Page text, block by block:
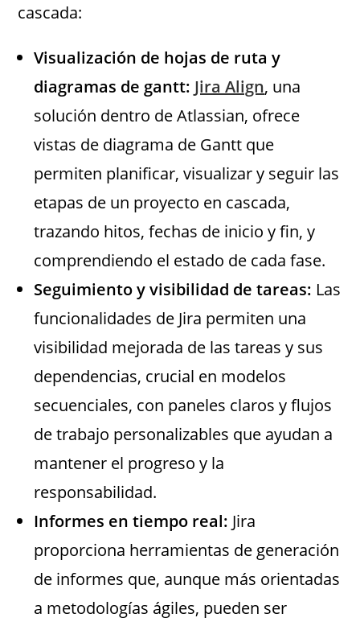
cascada:
Visualización de hojas de ruta y
diagramas de gantt: Jira Align, una
solución dentro de Atlassian, ofrece
vistas de diagrama de Gantt que
permiten planificar, visualizar y seguir las
etapas de un proyecto en cascada,
trazando hitos, fechas de inicio y fin, y
comprendiendo el estado de cada fase.
Seguimiento y visibilidad de tareas: Las
funcionalidades de Jira permiten una
visibilidad mejorada de las tareas y sus
dependencias, crucial en modelos
secuenciales, con paneles claros y flujos
de trabajo personalizables que ayudan a
mantener el progreso y la
responsabilidad.
Informes en tiempo real: Jira
proporciona herramientas de generación
de informes que, aunque más orientadas
a metodologías ágiles, pueden ser